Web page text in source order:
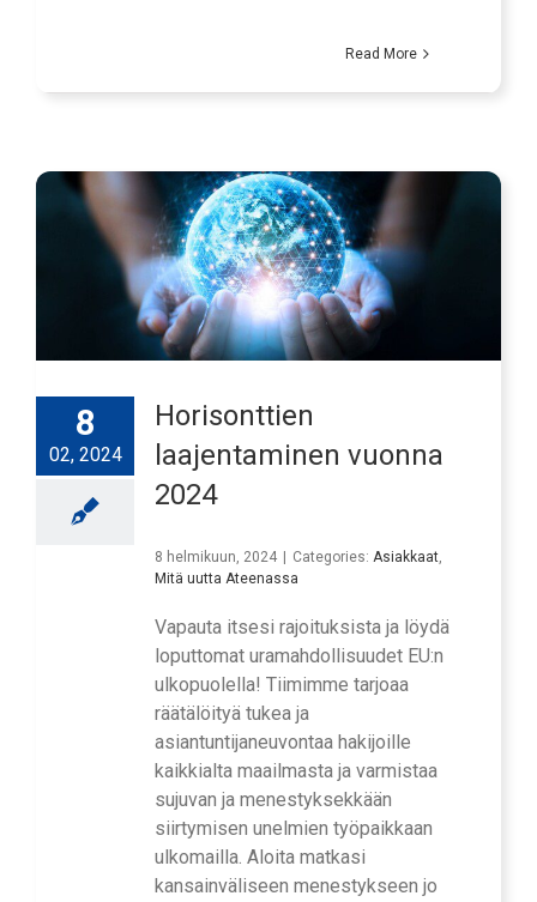
Read More
8
02, 2024
Horisonttien
laajentaminen vuonna
2024
8 helmikuun, 2024 Categories: Asiakkaat,
Mitä uutta Ateenassa
Vapauta itsesi rajoituksista ja löydä
loputtomat uramahdollisuudet EU:n
ulkopuolella! Tiimimme tarjoaa
räätälöityä tukea ja
asiantuntijaneuvontaa hakijoille
kaikkialta maailmasta ja varmistaa
sujuvan ja menestyksekkään
siirtymisen unelmien työpaikkaan
ulkomailla. Aloita matkasi
kansainväliseen menestykseen jo